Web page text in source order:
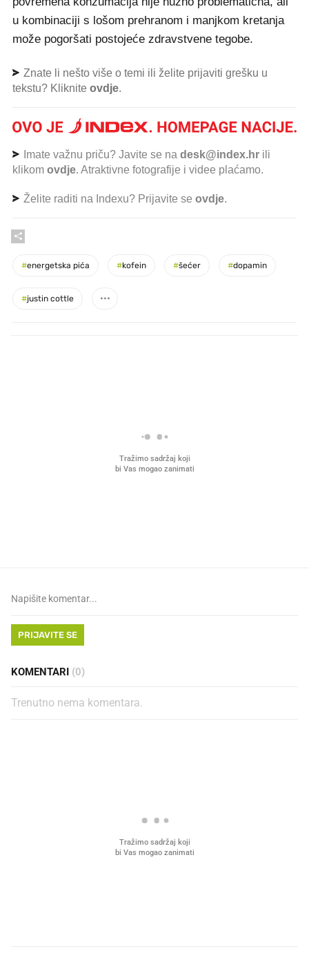
u kombinaciji s lošom prehranom i manjkom kretanja
može pogoršati postojeće zdravstvene tegobe.
Znate li nešto više o temi ili želite prijaviti grešku u
tekstu? Kliknite ovdje.
Imate važnu priču? Javite se na desk@index.hr ili
klikom ovdje. Atraktivne fotografije i videe plaćamo.
Želite raditi na Indexu? Prijavite se ovdje.
#energetska pića #kofein #šećer #dopamin
#justin cottle
PRIJAVITE SE
KOMENTARI (0)
Trenutno nema komentara.